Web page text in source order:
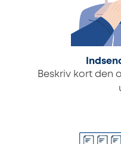
Beskriv kort den